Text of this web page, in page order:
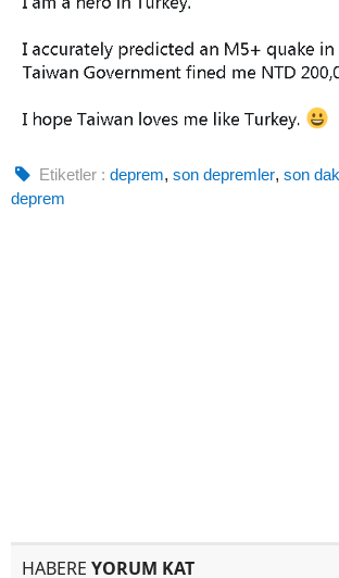
Etiketler : deprem,son depremler,son
deprem
HABERE YORUM KAT